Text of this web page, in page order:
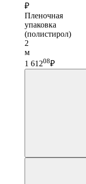
₽
Пленочная
упаковка
(полистирол)
2
м
1 61208₽